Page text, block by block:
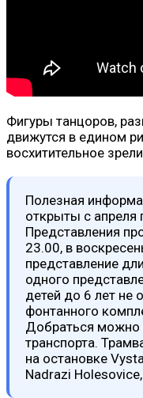
Фигуры танцоров,
движутся в едином
восхитительное
Полезная
открыты с апреля
Представления
23.00, в
представление
одного
детей до 6 лет не
фонтанного
Добраться
транспорта.
на остановке
Nadrazi